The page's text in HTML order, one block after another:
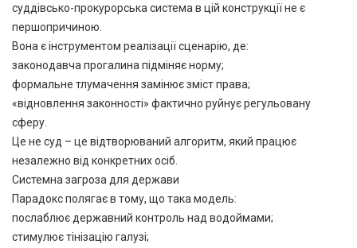
суддівсько-прокурорська система в цій конструкції не є
першопричиною.
Вона є інструментом реалізації сценарію, де:
законодавча прогалина підміняє норму;
формальне тлумачення замінює зміст права;
«відновлення законності» фактично руйнує регульовану
сферу.
Це не суд – це відтворюваний алгоритм, який працює
незалежно від конкретних осіб.
Системна загроза для держави
Парадокс полягає в тому, що така модель:
послаблює державний контроль над водоймами;
стимулює тінізацію галузі;